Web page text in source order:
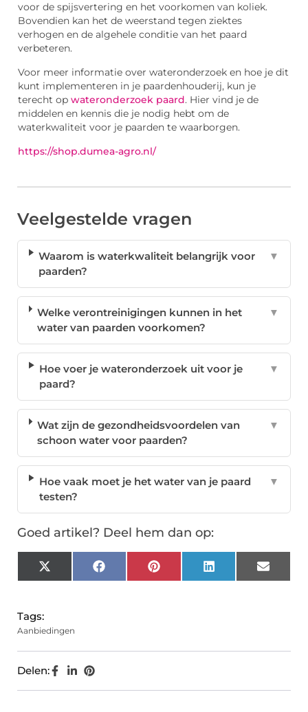
voor de spijsvertering en het voorkomen van koliek.
Bovendien kan het de weerstand tegen ziektes
verhogen en de algehele conditie van het paard
verbeteren.
Voor meer informatie over wateronderzoek en hoe je dit
kunt implementeren in je paardenhouderij, kun je
terecht op wateronderzoek paard. Hier vind je de
middelen en kennis die je nodig hebt om de
waterkwaliteit voor je paarden te waarborgen.
https://shop.dumea-agro.nl/
Veelgestelde vragen
Waarom is waterkwaliteit belangrijk voor
paarden?
▼
Welke verontreinigingen kunnen in het
water van paarden voorkomen?
▼
Hoe voer je wateronderzoek uit voor je
paard?
▼
Wat zijn de gezondheidsvoordelen van
schoon water voor paarden?
▼
Hoe vaak moet je het water van je paard
testen?
▼
Goed artikel? Deel hem dan op:
X
(Twitter)
FacebookPinterest LinkedIn Email
Tags:
Aanbiedingen
Delen: